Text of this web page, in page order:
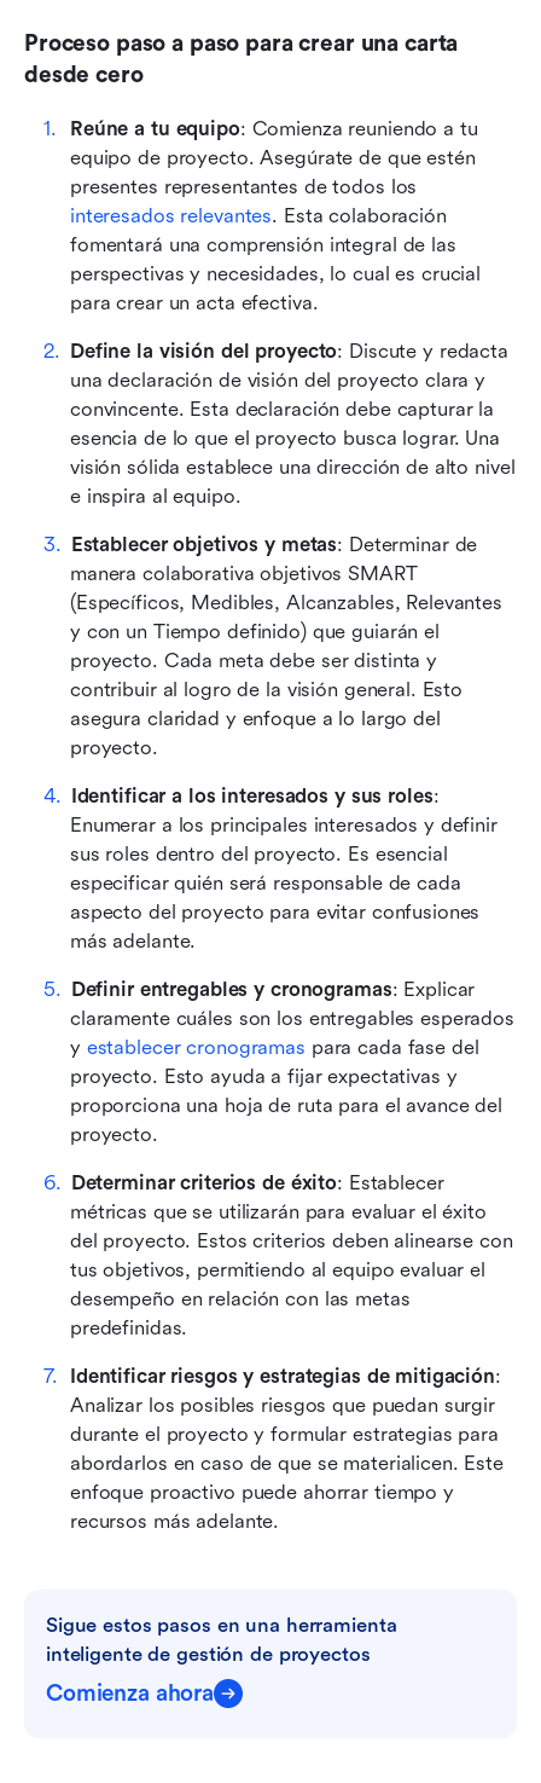
Proceso paso a paso para crear una carta
desde cero
Reúne a tu equipo: Comienza reuniendo a tu
equipo de proyecto. Asegúrate de que estén
interesados relevantes. Esta colaboración
fomentará una comprensión integral de las
perspectivas y necesidades, lo cual es crucial
para crear un acta efectiva.
Define la visión del proyecto: Discute y redacta
una declaración de visión del proyecto clara y
convincente. Esta declaración debe capturar la
esencia de lo que el proyecto busca lograr. Una
visión sólida establece una dirección de alto nivel
e inspira al equipo.
Establecer objetivos y metas: Determinar de
manera colaborativa objetivos SMART
(Específicos, Medibles, Alcanzables, Relevantes
y con un Tiempo definido) que guiarán el
proyecto. Cada meta debe ser distinta y
contribuir al logro de la visión general. Esto
asegura claridad y enfoque a lo largo del
proyecto.
Identificar a los interesados y sus roles:
Enumerar a los principales interesados y definir
sus roles dentro del proyecto. Es esencial
especificar quién será responsable de cada
aspecto del proyecto para evitar confusiones
más adelante.
Definir entregables y cronogramas: Explicar
claramente cuáles son los entregables esperados
y establecer cronogramas para cada fase del
proyecto. Esto ayuda a fijar expectativas y
proporciona una hoja de ruta para el avance del
proyecto.
Determinar criterios de éxito: Establecer
métricas que se utilizarán para evaluar el éxito
del proyecto. Estos criterios deben alinearse con
tus objetivos, permitiendo al equipo evaluar el
desempeño en relación con las metas
predefinidas.
Identificar riesgos y estrategias de mitigación:
Analizar los posibles riesgos que puedan surgir
durante el proyecto y formular estrategias para
abordarlos en caso de que se materialicen. Este
enfoque proactivo puede ahorrar tiempo y
recursos más adelante.
Sigue estos pasos en una herramienta
inteligente de gestión de proyectos
Comienza ahora